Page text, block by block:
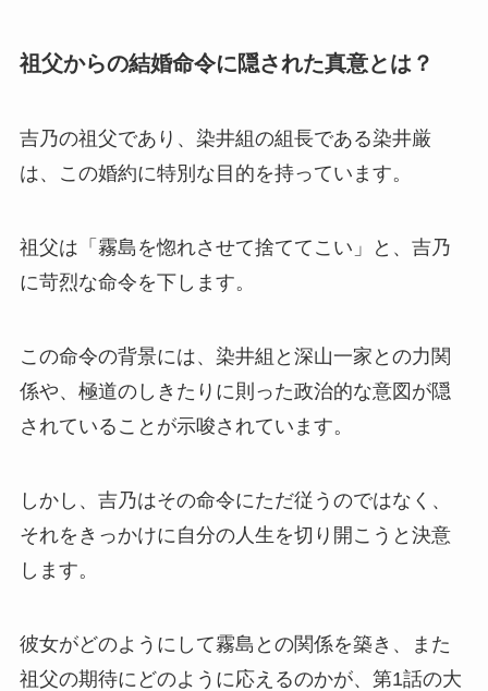
祖父からの結婚命令に隠された真意とは？
吉乃の祖父であり、染井組の組長である染井厳
は、この婚約に特別な目的を持っています。
祖父は「霧島を惚れさせて捨ててこい」と、吉乃
に苛烈な命令を下します。
この命令の背景には、染井組と深山一家との力関
係や、極道のしきたりに則った政治的な意図が隠
されていることが示唆されています。
しかし、吉乃はその命令にただ従うのではなく、
それをきっかけに自分の人生を切り開こうと決意
します。
彼女がどのようにして霧島との関係を築き、また
祖父の期待にどのように応えるのかが、第1話の大